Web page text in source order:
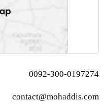
0092-300-0197274
contact@mohaddis.com